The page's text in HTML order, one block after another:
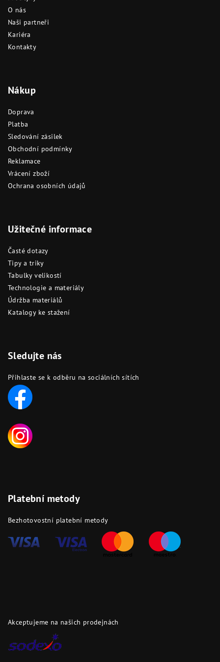
O nás
Naši partneři
Kariéra
Kontakty
Nákup
Doprava
Platba
Sledování zásilek
Obchodní podmínky
Reklamace
Vrácení zboží
Ochrana osobních údajů
Užitečné informace
Časté dotazy
Tipy a triky
Tabulky velikostí
Technologie a materiály
Údržba materiálů
Katalogy ke stažení
Sledujte nás
Přihlaste se k odběru na sociálních sítích
Platební metody
Bezhotovostní platební metody
Akceptujeme na našich prodejnách